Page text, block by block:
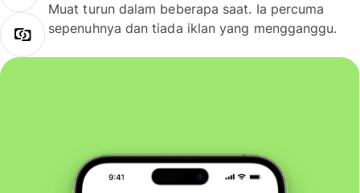
Muat turun dalam beberapa saat. Ia percuma
sepenuhnya dan tiada iklan yang mengganggu.